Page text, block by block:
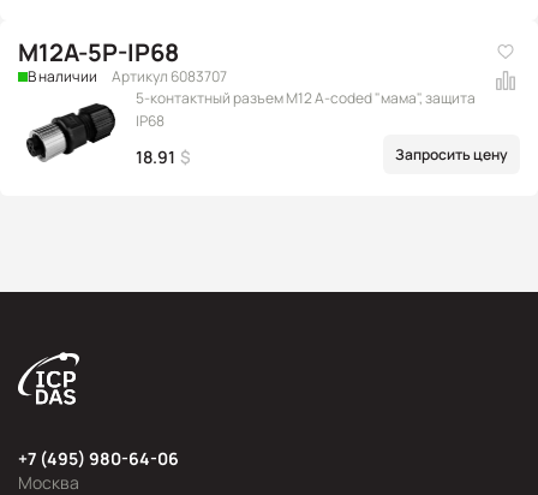
M12A-5P-IP68
В наличии
Артикул 6083707
5-контактный разъем M12 A-coded "мама", защита
IP68
18.91 $ Запросить цену
Москва
+7 (495) 980-64-06